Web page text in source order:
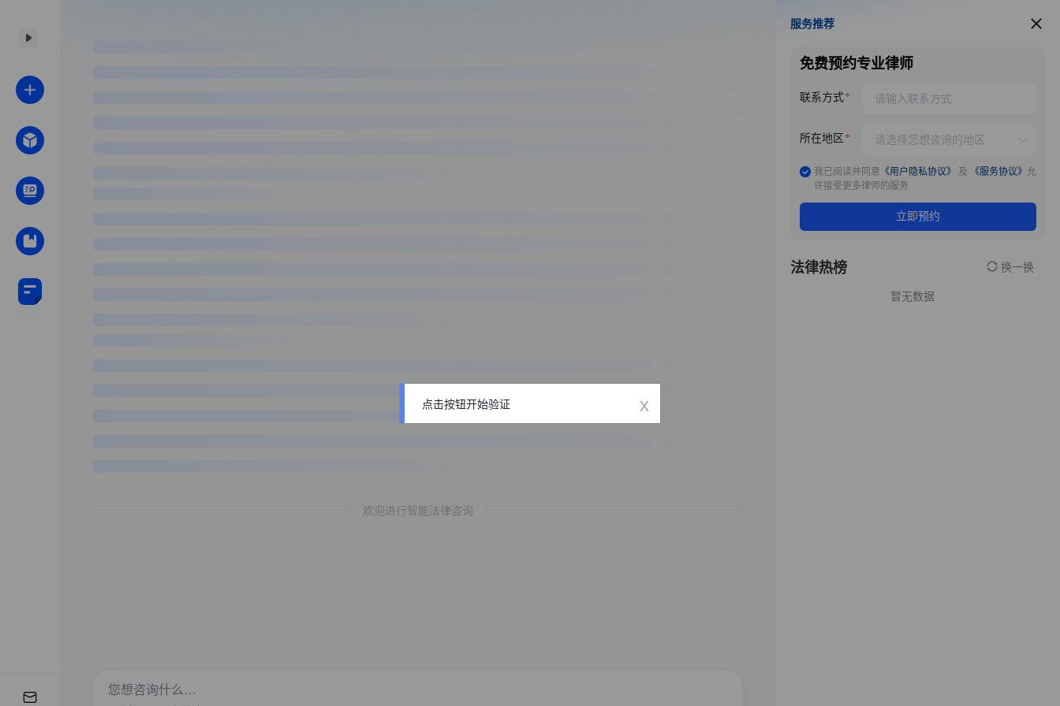
欢迎进行智能法律咨询
服务推荐
服务推荐
免费预约专业律师
联系方式
所在地区
我已阅读并同意 《用户隐私协议》 及 《服务协议》 允
许接受更多律师的服务
立即预约
法律热榜 换一换
暂无数据
点击按钮开始验证 x